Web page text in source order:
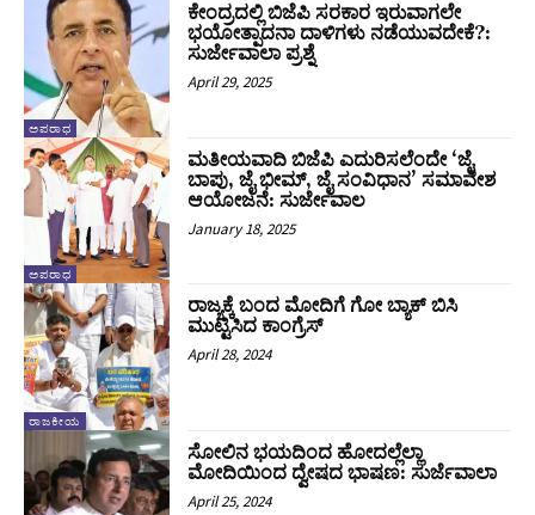
ಅಪರಾಧ
ಕೇಂದ್ರದಲ್ಲಿ ಬಿಜೆಪಿ ಸರಕಾರ ಇರುವಾಗಲೇ
ಭಯೋತ್ಪಾದನಾ ದಾಳಿಗಳು ನಡೆಯುವದೇಕೆ?:
ಸುರ್ಜೇವಾಲಾ ಪ್ರಶ್ನೆ
April 29, 2025
ಅಪರಾಧ
ಮತೀಯವಾದಿ ಬಿಜೆಪಿ ಎದುರಿಸಲೆಂದೇ ‘ಜೈ
ಬಾಪು, ಜೈ ಭೀಮ್, ಜೈ ಸಂವಿಧಾನ’ ಸಮಾವೇಶ
ಆಯೋಜನೆ: ಸುರ್ಜೇವಾಲ
January 18, 2025
ರಾಜಕೀಯ
ರಾಜ್ಯಕ್ಕೆ ಬಂದ ಮೋದಿಗೆ ಗೋ ಬ್ಯಾಕ್ ಬಿಸಿ
ಮುಟ್ಟಿಸಿದ ಕಾಂಗ್ರೆಸ್
April 28, 2024
ಸೋಲಿನ ಭಯದಿಂದ ಹೋದಲ್ಲೆಲ್ಲಾ
ಮೋದಿಯಿಂದ ದ್ವೇಷದ ಭಾಷಣ: ಸುರ್ಜೆವಾಲಾ
April 25, 2024